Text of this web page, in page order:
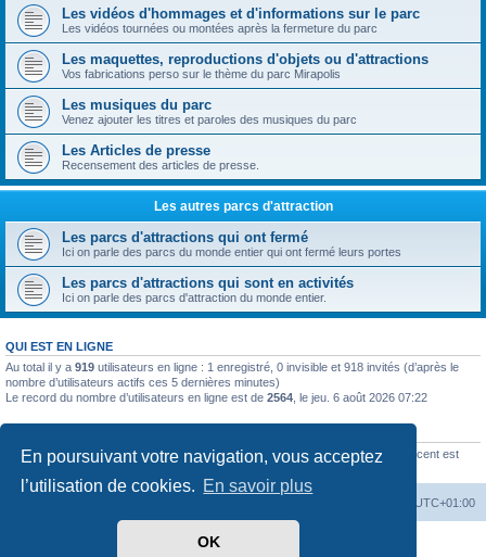
En poursuivant votre navigation, vous acceptez
l’utilisation de cookies. En savoir plus
OK
Les vidéos d'hommages et d'informations sur le parc
Les vidéos tournées ou montées après la fermeture du parc
Les maquettes, reproductions d'objets ou d'attractions
Vos fabrications perso sur le thème du parc Mirapolis
Les musiques du parc
Venez ajouter les titres et paroles des musiques du parc
Les Articles de presse
Recensement des articles de presse.
Les autres parcs d'attraction
Les parcs d'attractions qui ont fermé
Ici on parle des parcs du monde entier qui ont fermé leurs portes
Les parcs d'attractions qui sont en activités
Ici on parle des parcs d'attraction du monde entier.
QUI EST EN LIGNE
Au total il y a 919 utilisateurs en ligne : 1 enregistré, 0 invisible et 918 invités (d’après le
nombre d’utilisateurs actifs ces 5 dernières minutes)
Le record du nombre d’utilisateurs en ligne est de 2564 , le jeu. 6 août 2026 07:22
2522messages •423sujets •154membres • Le membre enregistré le plus récent est
Noé-Megel
UTC+01:00
phpBB ® Forum Software © phpBB Limited